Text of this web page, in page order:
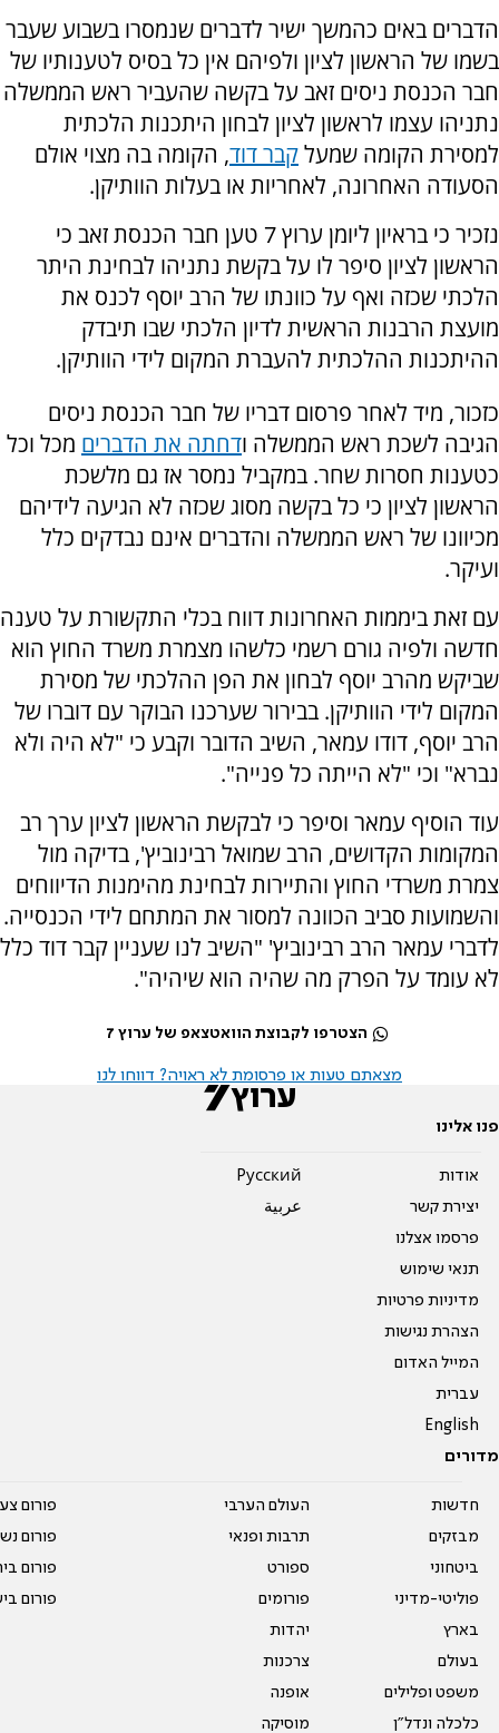
הדברים באים כהמשך ישיר לדברים שנמסרו בשבוע שעבר
בשמו של הראשון לציון ולפיהם אין כל בסיס לטענותיו של
חבר הכנסת ניסים זאב על בקשה שהעביר ראש הממשלה
נתניהו עצמו לראשון לציון לבחון היתכנות הלכתית
למסירת הקומה שמעלקבר דוד, הקומה בה מצוי אולם
הסעודה האחרונה, לאחריות או בעלות הוותיקן.
נזכיר כי בראיון ליומן ערוץ 7 טען חבר הכנסת זאב כי
הראשון לציון סיפר לו על בקשת נתניהו לבחינת היתר
הלכתי שכזה ואף על כוונתו של הרב יוסף לכנס את
מועצת הרבנות הראשית לדיון הלכתי שבו תיבדק
ההיתכנות ההלכתית להעברת המקום לידי הוותיקן.
כזכור, מיד לאחר פרסום דבריו של חבר הכנסת ניסים
הגיבה לשכת ראש הממשלה ודחתה את הדברים מכל וכל
כטענות חסרות שחר. במקביל נמסר אז גם מלשכת
הראשון לציון כי כל בקשה מסוג שכזה לא הגיעה לידיהם
מכיוונו של ראש הממשלה והדברים אינם נבדקים כלל
ועיקר.
עם זאת ביממות האחרונות דווח בכלי התקשורת על טענה
חדשה ולפיה גורם רשמי כלשהו מצמרת משרד החוץ הוא
שביקש מהרב יוסף לבחון את הפן ההלכתי של מסירת
המקום לידי הוותיקן. בבירור שערכנו הבוקר עם דוברו של
הרב יוסף, דודו עמאר, השיב הדובר וקבע כי "לא היה ולא
נברא" וכי "לא הייתה כל פנייה".
עוד הוסיף עמאר וסיפר כי לבקשת הראשון לציון ערך רב
המקומות הקדושים, הרב שמואל רבינוביץ', בדיקה מול
צמרת משרדי החוץ והתיירות לבחינת מהימנות הדיווחים
והשמועות סביב הכוונה למסור את המתחם לידי הכנסייה.
לדברי עמאר הרב רבינוביץ' "השיב לנו שעניין קבר דוד כלל
לא עומד על הפרק מה שהיה הוא שיהיה".
הצטרפו לקבוצת הוואטצאפ של ערוץ 7
מצאתם טעות או פרסומת לא ראויה? דווחו לנו
פנו אלינו
אודות
יצירת קשר
פרסמו אצלנו
תנאי שימוש
מדיניות פרטיות
הצהרת נגישות
המייל האדום
עברית
English
Pусский
عربية
מדורים
חדשות
מבזקים
ביטחוני
פוליטי-מדיני
בארץ
בעולם
משפט ופלילים
כלכלה ונדל"ן
העולם הערבי
תרבות ופנאי
ספורט
פורומים
יהדות
צרכנות
אופנה
מוסיקה
פורום
פורום
פורום
פורום